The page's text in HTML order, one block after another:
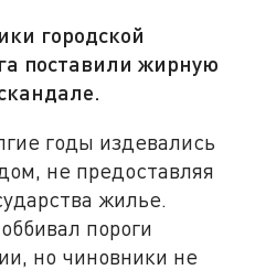
городской
поставили жирную
годы издевались
не предоставляя
жилье.
пороги
но чиновники не